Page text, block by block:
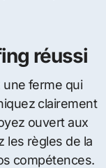
réussi
ferme qui
clairement
ouvert aux
les règles de la
compétences.